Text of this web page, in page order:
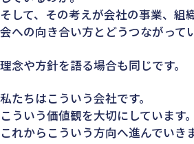
そして、その考えが会社の事業、組
会への向き合い方とどうつながって
理念や方針を語る場合も同じです。
私たちはこういう会社です。
こういう価値観を大切にしています。
これからこういう方向へ進んでいきま